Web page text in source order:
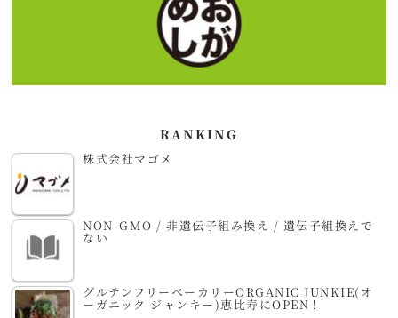
RANKING
株式会社マゴメ
NON-GMO / 非遺伝子組み換え / 遺伝子組換えで
ない
グルテンフリーベーカリーORGANIC JUNKIE(オ
ーガニック ジャンキー)恵比寿にOPEN！